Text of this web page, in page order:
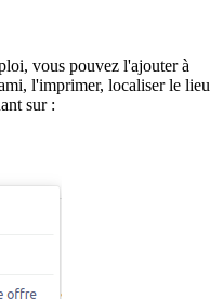
vous pouvez l'ajouter à
l'imprimer, localiser le lieu
sur :